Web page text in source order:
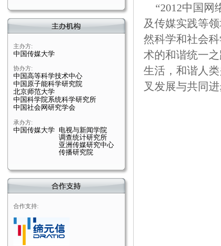
主办方:
中国传媒大学
协办方:
中国高等科学技术中心
中国原子能科学研究院
北京师范大学
中国科学院系统科学研究所
中国社会网研究学会
承办方:
中国传媒大学 电视与新闻学院
调查统计研究所
亚洲传媒研究中心
传播研究院
合作支持:
“2012中国
及传媒实践等
然科学和社会
术的和谐统一
生活，和谐人
叉发展与共同